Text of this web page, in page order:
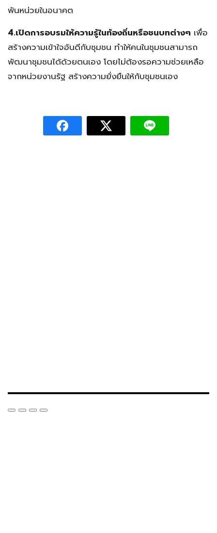
พันหน่วยในอนาคต
4.เปิดการอบรมให้ความรู้ในท้องถิ่นหรือชนบทต่างๆ เพื่อ
สร้างความเข้าใจอันดีกับชุมชน ทำให้คนในชุมชนสามารถ
พัฒนาชุมชนได้ด้วยตนเอง โดยไม่ต้องรอความช่วยเหลือ
จากหน่วยงานรัฐ สร้างความยั่งยืนให้กับชุมชนเอง